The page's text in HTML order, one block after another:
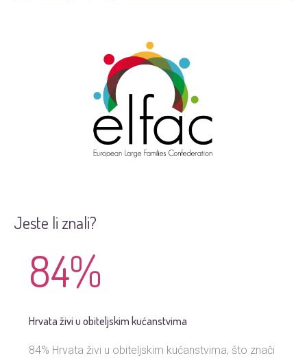
Jeste li znali?
84%
Hrvata živi u obiteljskim kućanstvima
84% Hrvata živi u obiteljskim kućanstvima, što znači